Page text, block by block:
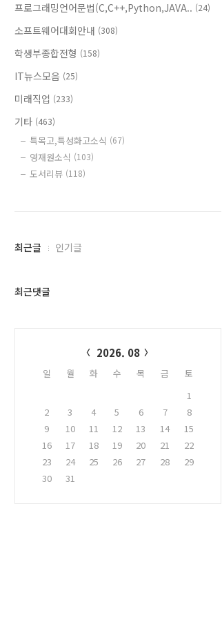
프로그래밍언어문법(C,C++,Python,JAVA.. (24)
소프트웨어대회안내 (308)
학생부종합전형 (158)
IT뉴스모음 (25)
미래직업 (233)
기타 (463)
특목고,특성화고소식 (67)
영재원소식 (103)
도서리뷰 (118)
최
과
최근글 인기글
최근댓글
2026. 08
일 월 화 수 목 금
토
1
2
3 4 5 6 7
8
9
10 11 12 13 14
15
16
17 18 19 20 21
22
23
24 25 26 27 28
29
30
31